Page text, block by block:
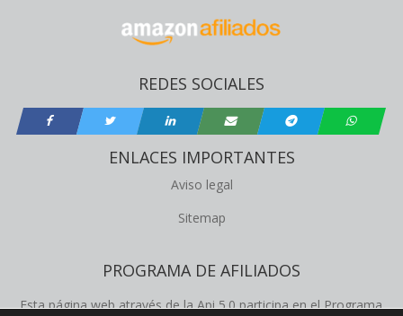
REDES SOCIALES
ENLACES IMPORTANTES
Aviso legal
Sitemap
PROGRAMA DE AFILIADOS
Esta página web através de la Api 5.0 participa en el Programa